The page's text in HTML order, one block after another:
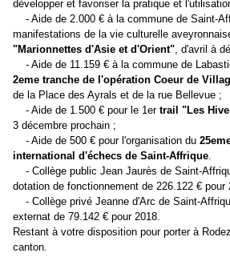
développer et favoriser la pratique et
- Aide de 2.000 € à la commune de Saint-
manifestations de la vie culturelle
"Marionnettes d'Asie et d'Orient", d'avril à
- Aide de 11.159 € à la commune de
2eme tranche de l'opération Coeur de
de la Place des Ayrals et de la rue Bellevue ;
- Aide de 1.500 € pour le 1er trail "Les
3 décembre prochain ;
- Aide de 500 € pour l'organisation du
international d'échecs de Saint-Affrique.
- Collège public Jean Jaurès de Saint-
dotation de fonctionnement de 226.122 € pour
- Collège privé Jeanne d'Arc de Saint-
externat de 79.142 € pour 2018.
Restant à votre disposition pour porter à
canton.